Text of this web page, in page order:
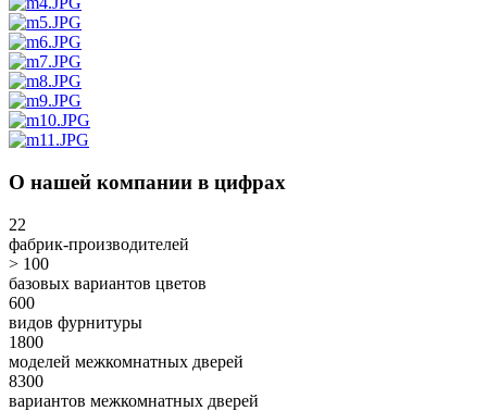
О нашей компании в цифрах
22
фабрик-производителей
> 100
базовых вариантов цветов
600
видов фурнитуры
1800
моделей межкомнатных дверей
8300
вариантов межкомнатных дверей